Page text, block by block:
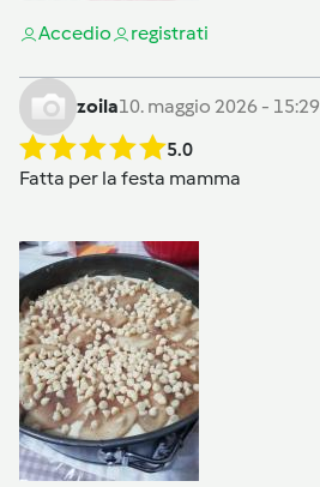
Accedio registrati
zoila10. maggio 2026 - 15:29
5.0
Fatta per la festa mamma